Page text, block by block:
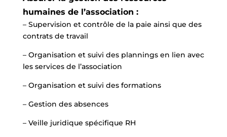
humaines de l’association :
– Supervision et contrôle de la paie ainsi que des
contrats de travail
– Organisation et suivi des plannings en lien avec
les services de l’association
– Organisation et suivi des formations
– Gestion des absences
– Veille juridique spécifique RH